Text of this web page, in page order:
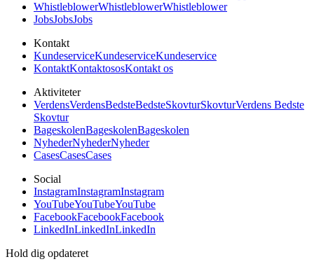
WhistleblowerWhistleblowerWhistleblower
JobsJobsJobs
Kontakt
KundeserviceKundeserviceKundeservice
KontaktKontaktososKontakt os
Aktiviteter
VerdensVerdensBedsteBedsteSkovturSkovturVerdens Bedste
Skovtur
BageskolenBageskolenBageskolen
NyhederNyhederNyheder
CasesCasesCases
Social
InstagramInstagramInstagram
YouTubeYouTubeYouTube
FacebookFacebookFacebook
LinkedInLinkedInLinkedIn
Hold dig opdateret